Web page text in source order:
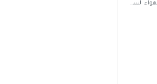
مصفف شعر بالهواء الساخن متعدد الوظائف